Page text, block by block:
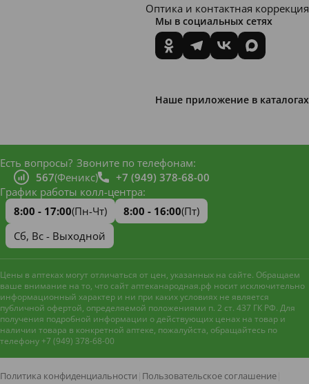
Оптика и контактная коррекция
Мы в социальных сетях
Наше приложение в каталогах
Есть вопросы? Звоните по телефонам:
567(Феникс)
+7 (949) 378-68-00
График работы колл-центра:
8:00 - 17:00(Пн-Чт) 8:00 - 16:00(Пт)
Сб, Вс - Выходной
Цены в аптеках могут отличаться от цен, указанных на сайте. Обращаем
ваше внимание на то, что сайт аптеканародная.рф носит исключительно
информационный характер и ни при каких условиях не является
публичной офертой, определяемой положениями п. 2 ст. 437 ГК РФ. Для
получения подробной информации о действующих ценах на товар и
наличии товара в конкретной аптеке, пожалуйста, обращайтесь по
телефону +7 (949) 378-68-00
Политика конфиденциальности Пользовательское соглашение
Наш сайт использует файлы
улучшения работы и анализа